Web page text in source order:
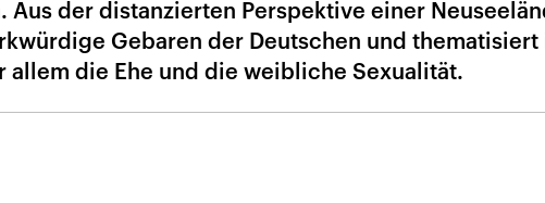
Aus der distanzierten Perspektive einer
Gebaren der Deutschen und thematisiert
allem die Ehe und die weibliche Sexualität.